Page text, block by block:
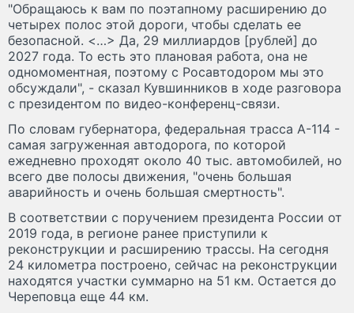
"Обращаюсь к вам по поэтапному расширению до
четырех полос этой дороги, чтобы сделать ее
безопасной. <…> Да, 29 миллиардов [рублей] до
2027 года. То есть это плановая работа, она не
одномоментная, поэтому с Росавтодором мы это
обсуждали", - сказал Кувшинников в ходе разговора
с президентом по видео-конференц-связи.
По словам губернатора, федеральная трасса А-114 -
самая загруженная автодорога, по которой
ежедневно проходят около 40 тыс. автомобилей, но
всего две полосы движения, "очень большая
аварийность и очень большая смертность".
В соответствии с поручением президента России от
2019 года, в регионе ранее приступили к
реконструкции и расширению трассы. На сегодня
24 километра построено, сейчас на реконструкции
находятся участки суммарно на 51 км. Остается до
Череповца еще 44 км.